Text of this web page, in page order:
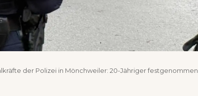
der Polizei in Mönchweiler: 20-Jähriger festgenommen